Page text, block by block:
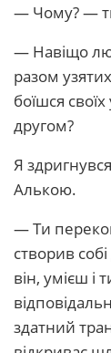
— Чому? —
— Навіщо
разом
боїшся
другом?
Я
Алькою.
— Ти
створив
він, умієш і
здатний